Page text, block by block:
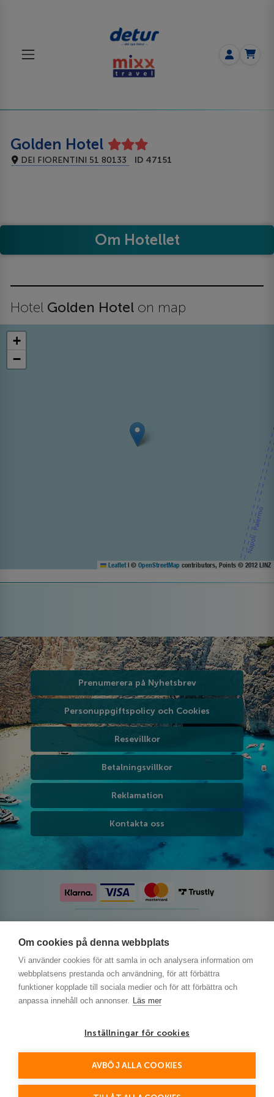
Om cookies på denna webbplats
Vi använder cookies för att samla in och analysera information om
webbplatsens prestanda och användning, för att förbättra
funktioner kopplade till sociala medier och för att förbättra och
anpassa innehåll och annonser. Läs mer
Inställningar för cookies
AVBÖJ ALLA COOKIES
Golden Hotel
DEI FIORENTINI 51 80133 ID 47151
Om Hotellet
Hotel Golden Hotel on map
+
−
Leaflet | © OpenStreetMap contributors, Points © 2012 LINZ
Prenumerera på Nyhetsbrev
Personuppgiftspolicy och Cookies
Resevillkor
Betalningsvillkor
Reklamation
Kontakta oss
This site is protected by reCAPTCHA and the Google
andTerms of Service apply.